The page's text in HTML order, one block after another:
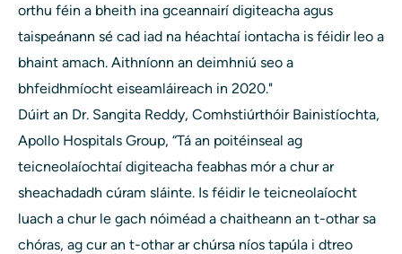
orthu féin a bheith ina gceannairí digiteacha agus
taispeánann sé cad iad na héachtaí iontacha is féidir leo a
bhaint amach. Aithníonn an deimhniú seo a
bhfeidhmíocht eiseamláireach in 2020."
Dúirt an Dr. Sangita Reddy, Comhstiúrthóir Bainistíochta,
Apollo Hospitals Group, “Tá an poitéinseal ag
teicneolaíochtaí digiteacha feabhas mór a chur ar
sheachadadh cúram sláinte. Is féidir le teicneolaíocht
luach a chur le gach nóiméad a chaitheann an t-othar sa
chóras, ag cur an t-othar ar chúrsa níos tapúla i dtreo